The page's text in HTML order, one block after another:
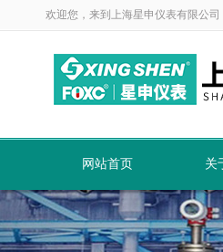
欢迎您，来到上海星申仪表有限公司
网站首页 关